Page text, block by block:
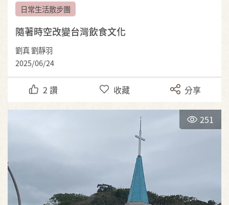
日常生活散步團
隨著時空改變台灣飲食文化
劉真 劉靜羽
2025/06/24
2 讚 收藏 分享
251